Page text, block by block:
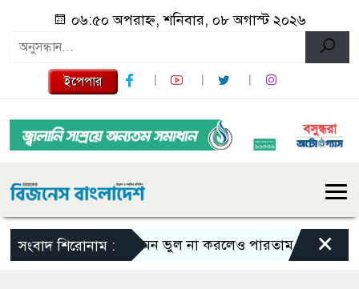
০৬:৫০ অপরাহ্ন, শনিবার, ০৮ অগাস্ট ২০২৬
ইপেপার
সংবাদ শিরোনাম :এমন ভুল না করলেও পারতাম : শাকিব খান
×